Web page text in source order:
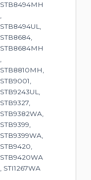
STB8494MH
,
STB8494UL,
STB8684,
STB8684MH
,
STB8810MH,
STB9001,
STB9243UL,
STB9327,
STB9382WA,
STB9399,
STB9399WA,
STB9420,
STB9420WA
, STI1267WA